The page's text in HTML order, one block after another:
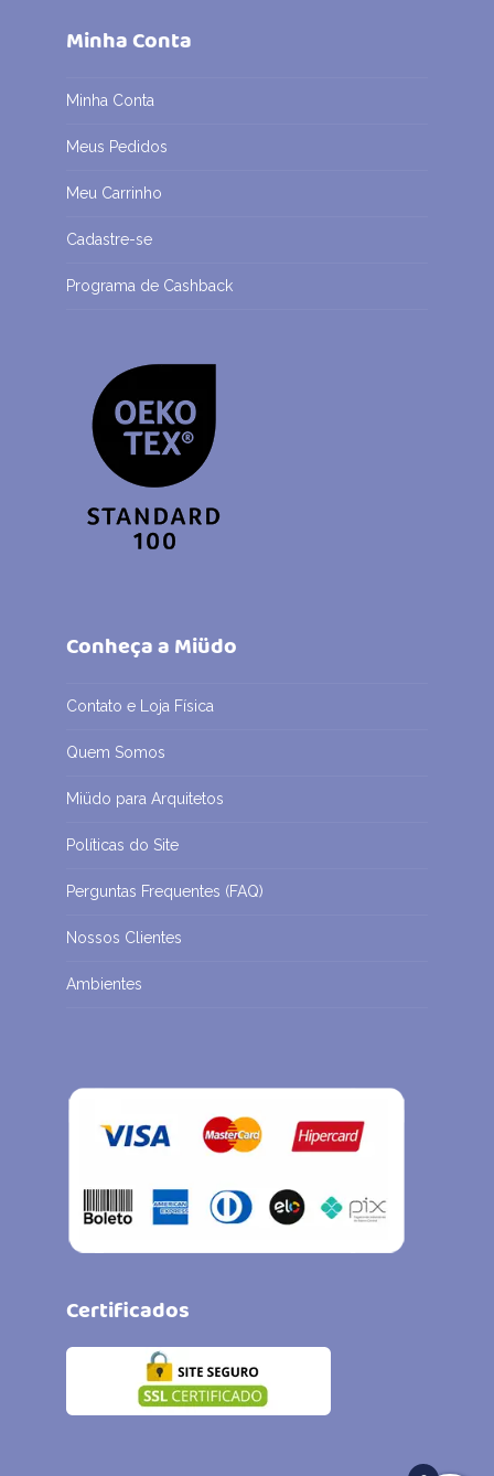
Minha Conta
Minha Conta
Meus Pedidos
Meu Carrinho
Cadastre-se
Programa de Cashback
Conheça a Miüdo
Contato e Loja Física
Quem Somos
Miüdo para Arquitetos
Políticas do Site
Perguntas Frequentes (FAQ)
Nossos Clientes
Ambientes
Certificados